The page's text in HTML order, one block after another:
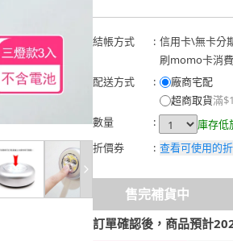
結帳方式 : 信用卡\無卡分
刷momo卡消
配送方式
:
廠商宅配
超商取貨滿
數量
: 庫存低
折價券
: 查看可使用的
售完補貨中
訂單確認後，商品預計